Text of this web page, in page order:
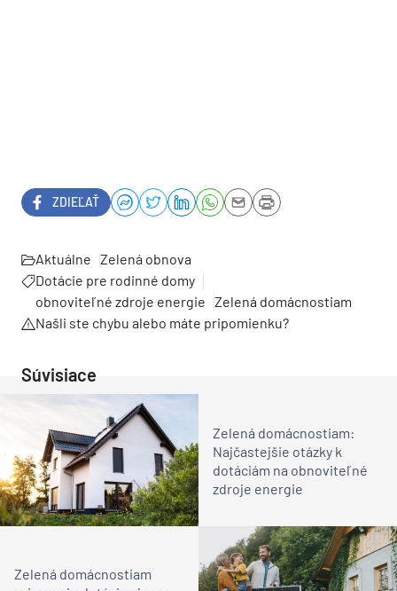
ZDIEĽAŤ
Aktuálne Zelená obnova
Dotácie pre rodinné domy
obnoviteľné zdroje energie Zelená domácnostiam
Našli ste chybu alebo máte pripomienku?
Súvisiace
Zelená domácnostiam:
Najčastejšie otázky k
dotáciám na obnoviteľné
zdroje energie
Zelená domácnostiam